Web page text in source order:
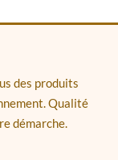
des produits
Qualité
démarche.